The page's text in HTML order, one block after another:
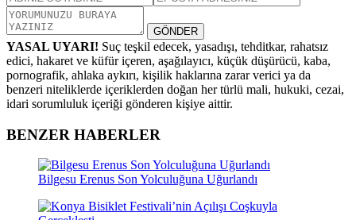
GÖNDER
YASAL UYARI! Suç teşkil edecek, yasadışı, tehditkar, rahatsız
edici, hakaret ve küfür içeren, aşağılayıcı, küçük düşürücü, kaba,
pornografik, ahlaka aykırı, kişilik haklarına zarar verici ya da
benzeri niteliklerde içeriklerden doğan her türlü mali, hukuki, cezai,
idari sorumluluk içeriği gönderen kişiye aittir.
BENZER HABERLER
Bilgesu Erenus Son Yolculuğuna Uğurlandı